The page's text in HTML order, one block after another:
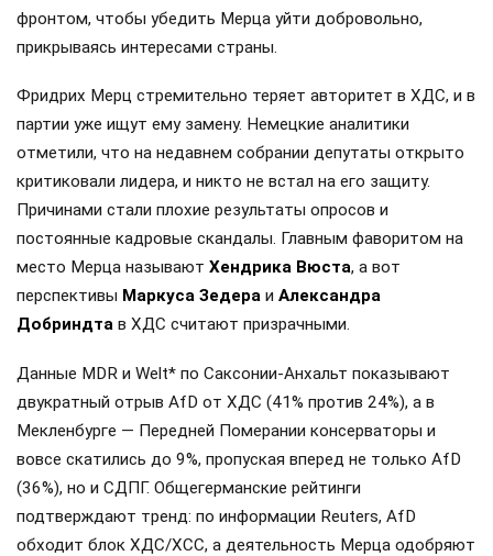
фронтом, чтобы убедить Мерца уйти добровольно,
прикрываясь интересами страны.
Фридрих Мерц стремительно теряет авторитет в ХДС, и в
партии уже ищут ему замену. Немецкие аналитики
отметили, что на недавнем собрании депутаты открыто
критиковали лидера, и никто не встал на его защиту.
Причинами стали плохие результаты опросов и
постоянные кадровые скандалы. Главным фаворитом на
место Мерца называют Хендрика Вюста, а вот
перспективы Маркуса Зедера и Александра
Добриндта в ХДС считают призрачными.
Данные MDR и Welt* по Саксонии-Анхальт показывают
двукратный отрыв AfD от ХДС (41% против 24%), а в
Мекленбурге — Передней Померании консерваторы и
вовсе скатились до 9%, пропуская вперед не только AfD
(36%), но и СДПГ. Общегерманские рейтинги
подтверждают тренд: по информации Reuters, AfD
обходит блок ХДС/ХСС, а деятельность Мерца одобряют